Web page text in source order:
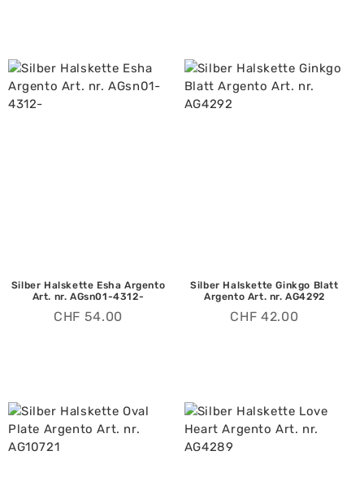
Silber Halskette Esha Argento
Art. nr. AGsn01-4312-
CHF 54.00
Silber Halskette Ginkgo Blatt
Argento Art. nr. AG4292
CHF 42.00